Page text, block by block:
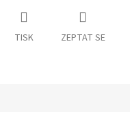
TISK ZEPTAT SE